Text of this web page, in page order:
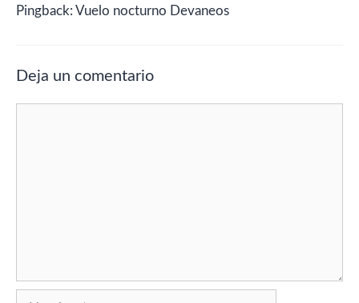
Pingback: Vuelo nocturno Devaneos
Deja un comentario